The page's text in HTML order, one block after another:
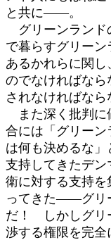
と共に――。
グリーンランド
で暮らすグリー
あるかれらに関
のでなければな
されなければなら
また深く批判に
合には「グリーン
は何も決めるな
支持してきたデ
衛に対する支持を
ってきた――グリ
だ！ しかしグリ
渉する権限を完